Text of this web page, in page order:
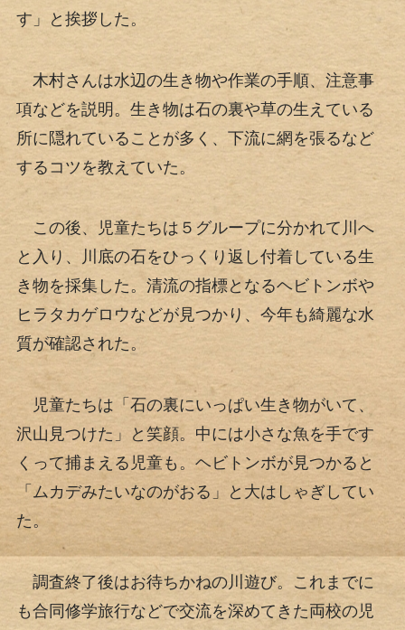
す」と挨拶した。
木村さんは水辺の生き物や作業の手順、注意事
項などを説明。生き物は石の裏や草の生えている
所に隠れていることが多く、下流に網を張るなど
するコツを教えていた。
この後、児童たちは５グループに分かれて川へ
と入り、川底の石をひっくり返し付着している生
き物を採集した。清流の指標となるヘビトンボや
ヒラタカゲロウなどが見つかり、今年も綺麗な水
質が確認された。
児童たちは「石の裏にいっぱい生き物がいて、
沢山見つけた」と笑顔。中には小さな魚を手です
くって捕まえる児童も。ヘビトンボが見つかると
「ムカデみたいなのがおる」と大はしゃぎしてい
た。
調査終了後はお待ちかねの川遊び。これまでに
も合同修学旅行などで交流を深めてきた両校の児